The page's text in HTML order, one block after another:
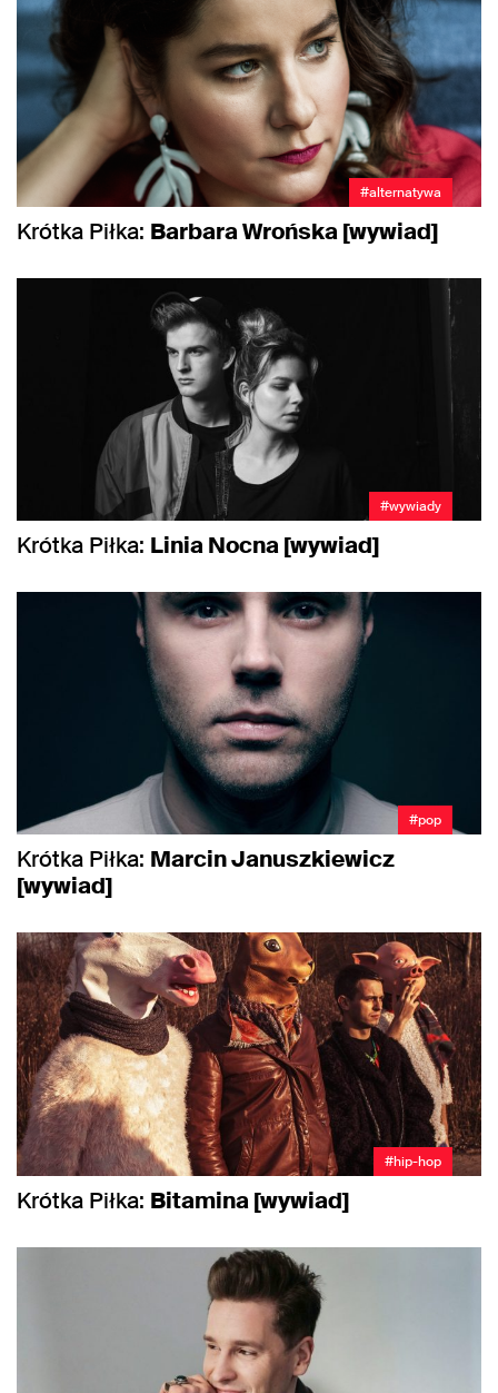
#alternatywa
Krótka Piłka: Barbara Wrońska [wywiad]
#wywiady
Krótka Piłka: Linia Nocna [wywiad]
#pop
Krótka Piłka: Marcin Januszkiewicz
[wywiad]
#hip-hop
Krótka Piłka: Bitamina [wywiad]